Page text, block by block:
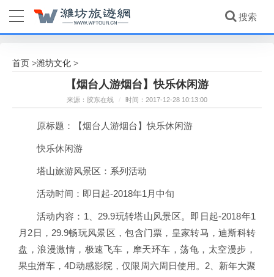
首页 >潍坊文化 >
【烟台人游烟台】快乐休闲游
来源：胶东在线 / 时间：2017-12-28 10:13:00
原标题：【烟台人游烟台】快乐休闲游
快乐休闲游
塔山旅游风景区：系列活动
活动时间：即日起-2018年1月中旬
活动内容：1、29.9玩转塔山风景区。即日起-2018年1
月2日，29.9畅玩风景区，包含门票，皇家转马，迪斯科转
盘，浪漫激情，极速飞车，摩天环车，荡龟，太空漫步，
果虫滑车，4D动感影院，仅限周六周日使用。2、新年大聚